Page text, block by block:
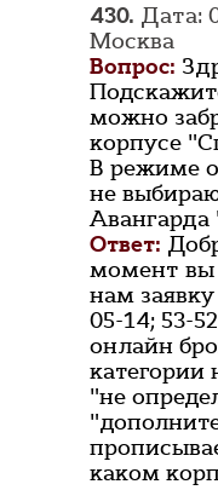
430. Дата:
Москва
Вопрос:
можно
корпусе
В режиме
не
Авангарда
Ответ:
момент вы
нам
05-14; 53-
онлайн
категории
"не
каком